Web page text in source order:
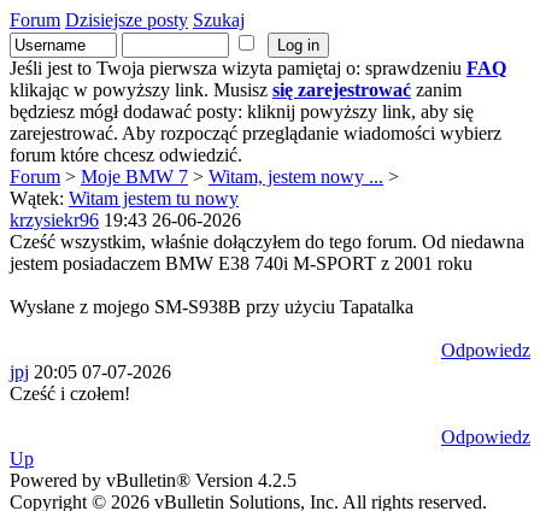
Forum Dzisiejsze posty Szukaj
Jeśli jest to Twoja pierwsza wizyta pamiętaj o: sprawdzeniu FAQ
klikając w powyższy link. Musisz się zarejestrować zanim
będziesz mógł dodawać posty: kliknij powyższy link, aby się
zarejestrować. Aby rozpocząć przeglądanie wiadomości wybierz
forum które chcesz odwiedzić.
Forum > Moje BMW 7 > Witam, jestem nowy ... >
Wątek: Witam jestem tu nowy
krzysiekr96 19:43 26-06-2026
Cześć wszystkim, właśnie dołączyłem do tego forum. Od niedawna
jestem posiadaczem BMW E38 740i M-SPORT z 2001 roku
Wysłane z mojego SM-S938B przy użyciu Tapatalka
Odpowiedz
jpj 20:05 07-07-2026
Cześć i czołem!
Odpowiedz
Up
Powered by vBulletin® Version 4.2.5
Copyright © 2026 vBulletin Solutions, Inc. All rights reserved.